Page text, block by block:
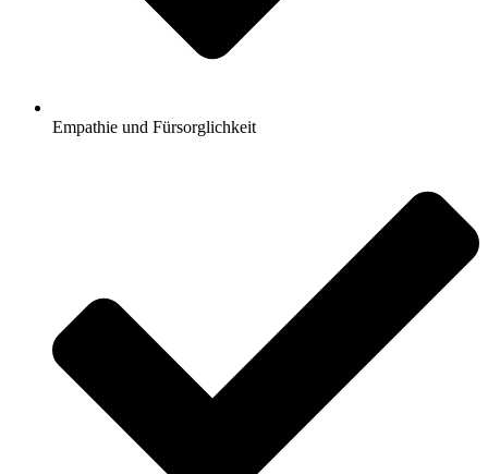
Empathie und Fürsorglichkeit